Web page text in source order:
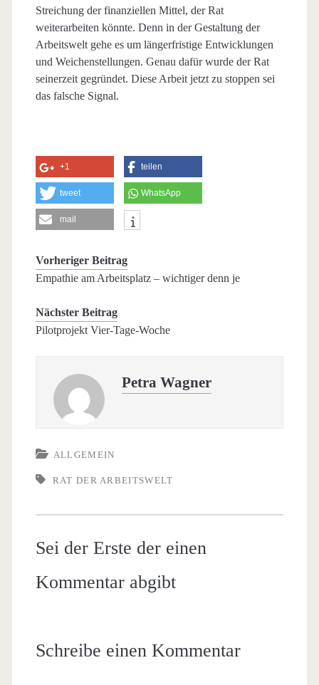
Streichung der finanziellen Mittel, der Rat
weiterarbeiten könnte. Denn in der Gestaltung der
Arbeitswelt gehe es um längerfristige Entwicklungen
und Weichenstellungen. Genau dafür wurde der Rat
seinerzeit gegründet. Diese Arbeit jetzt zu stoppen sei
das falsche Signal.
+1 teilen
tweet WhatsApp
mail
Vorheriger Beitrag
Empathie am Arbeitsplatz – wichtiger denn je
Nächster Beitrag
Pilotprojekt Vier-Tage-Woche
Petra Wagner
ALLGEMEIN
RAT DER ARBEITSWELT
Sei der Erste der einen
Kommentar abgibt
Schreibe einen Kommentar